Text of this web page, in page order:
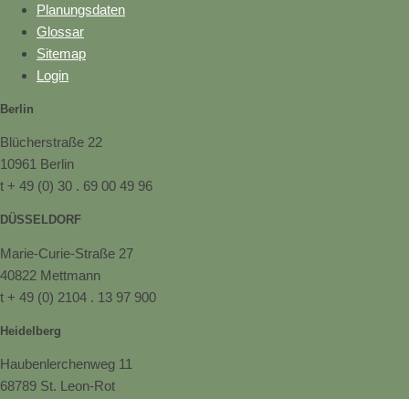
Planungsdaten
Glossar
Sitemap
Login
Berlin
Blücherstraße 22
10961 Berlin
t + 49 (0) 30 . 69 00 49 96
DÜSSELDORF
Marie-Curie-Straße 27
40822 Mettmann
t + 49 (0) 2104 . 13 97 900
Heidelberg
Haubenlerchenweg 11
68789 St. Leon-Rot